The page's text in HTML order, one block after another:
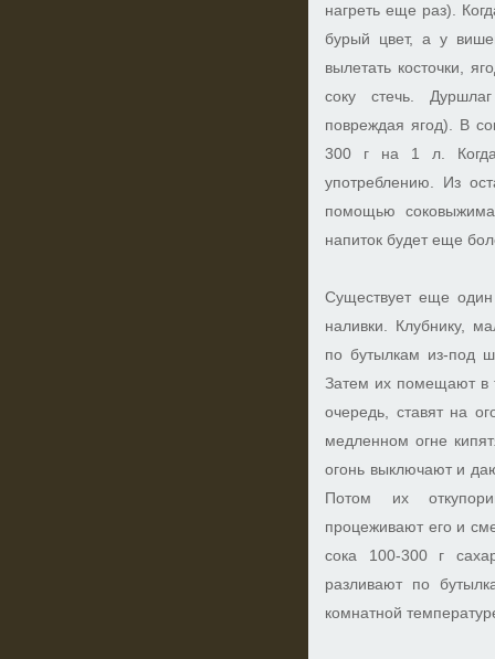
нагреть еще раз).
бурый цвет, а у
вылетать косточки,
соку стечь.
повреждая ягод). В
300 г на 1 л. Когда
употреблению. Из
помощью
напиток будет еще
Существует еще один
наливки. Клубнику,
по бутылкам из-под
Затем их помещают в
очередь, ставят на
медленном огне
огонь выключают и
Потом их
процеживают его и
сока 100-300 г
разливают по
комнатной